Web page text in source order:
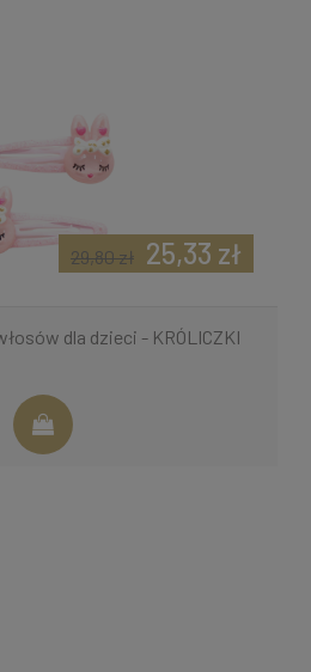
dla dzieci - KRÓLICZKI
25,33 zł
29,80 zł